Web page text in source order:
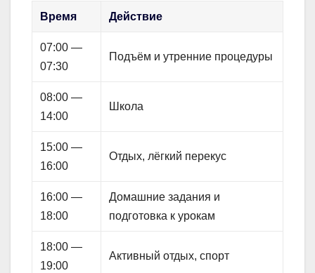
Время Действие
07:00 —
07:30
Подъём и утренние процедуры
08:00 —
14:00
Школа
15:00 —
16:00
Отдых, лёгкий перекус
16:00 —
18:00
Домашние задания и
подготовка к урокам
18:00 —
19:00
Активный отдых, спорт